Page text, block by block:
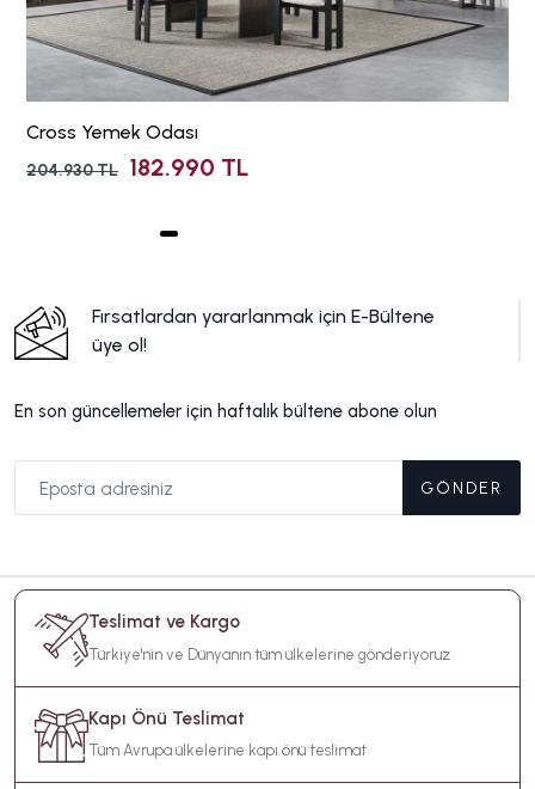
Cross Yemek Odası
204.930 TL 182.990 TL
Fırsatlardan yararlanmak için E-Bültene
üye ol!
En son güncellemeler için haftalık bültene abone olun
GÖNDER
Teslimat ve Kargo
Türkiye'nin ve Dünyanın tüm ülkelerine gönderiyoruz
Kapı Önü Teslimat
Tüm Avrupa ülkelerine kapı önü teslimat